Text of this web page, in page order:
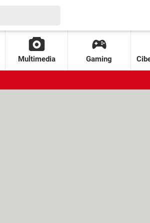
Multimedia Gaming